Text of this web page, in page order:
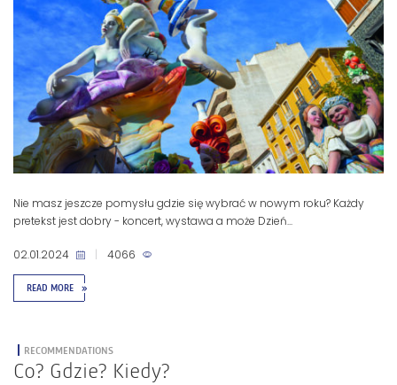
Nie masz jeszcze pomysłu gdzie się wybrać w nowym roku? Każdy
pretekst jest dobry - koncert, wystawa a może Dzień...
READ MORE »
02.01.2024 4066
RECOMMENDATIONS
Co? Gdzie? Kiedy?